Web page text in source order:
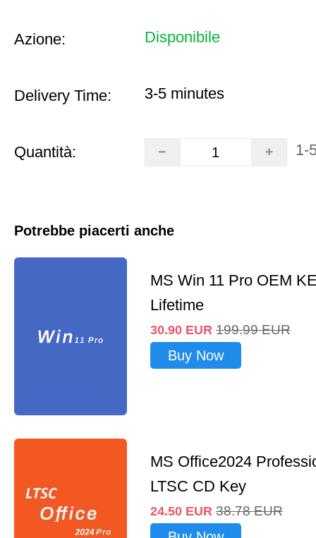
Azione: Disponibile
Delivery Time: 3-5 minutes
Quantità: 1-
Potrebbe piacerti anche
MS Win 11 Pro OEM
Lifetime
30.90 EUR 199.99 EUR
Buy Now
MS Office2024
LTSC CD Key
24.50 EUR 38.78 EUR